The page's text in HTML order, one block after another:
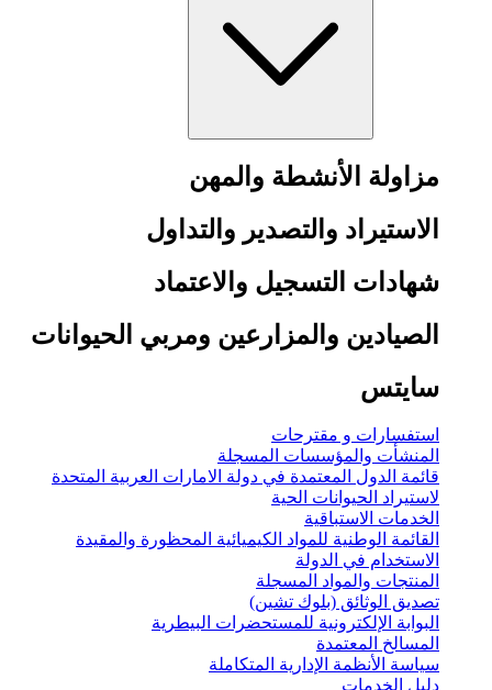
مزاولة الأنشطة والمهن
الاستيراد والتصدير والتداول
شهادات التسجيل والاعتماد
الصيادين والمزارعين ومربي الحيوانات
سايتس
استفسارات و مقترحات
المنشأت والمؤسسات المسجلة
قائمة الدول المعتمدة في دولة الامارات العربية المتحدة
لاستيراد الحيوانات الحية
الخدمات الاستباقية
القائمة الوطنية للمواد الكيميائية المحظورة والمقيدة
الاستخدام في الدولة
المنتجات والمواد المسجلة
تصديق الوثائق (بلوك تشين)
البوابة الإلكترونية للمستحضرات البيطرية
المسالخ المعتمدة
سياسة الأنظمة الإدارية المتكاملة
دليل الخدمات